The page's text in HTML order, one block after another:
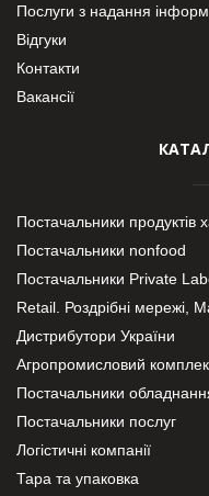
Послуги з надання
Відгуки
Контакти
Вакансії
Постачальники продуктів
Постачальники nonfood
Постачальники Private
Retail. Роздрібні мережі,
Дистрибутори України
Агропромисловий
Постачальники
Постачальники послуг
Логістичні компанії
Тара та упаковка